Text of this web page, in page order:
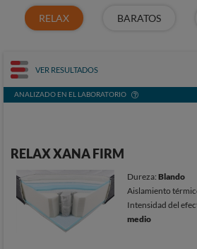
RELAX BARATOS
VER RESULTADOS
ANALIZADO EN EL LABORATORIO
RELAX XANA FIRM
Dureza:Blando
Aislamiento
Intensidad del
medio